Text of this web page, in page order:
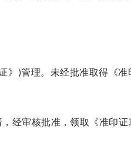
》)管理。未经批准取得《准
经审核批准，领取《准印证